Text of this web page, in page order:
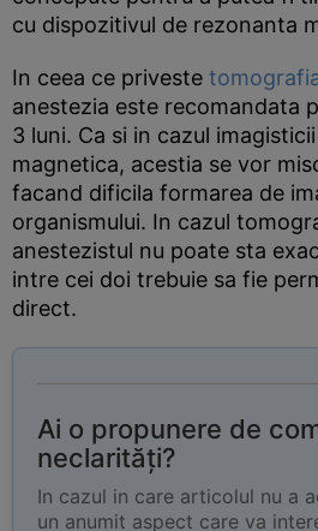
cu dispozitivul de rezonanta
In ceea ce priveste
anestezia este recomandata
3 luni. Ca si in cazul
magnetica, acestia se vor
facand dificila formarea de
organismului. In cazul
anestezistul nu poate sta
intre cei doi trebuie sa fie
direct.
Ai o propunere de
neclarități?
In cazul in care articolul nu a
un anumit aspect care va